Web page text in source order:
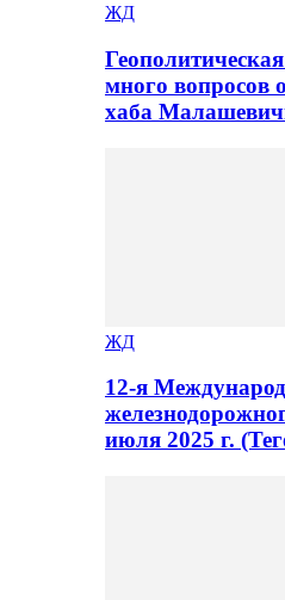
ЖД
много вопросов
хаба
ЖД
12-я
июля 2025 г.